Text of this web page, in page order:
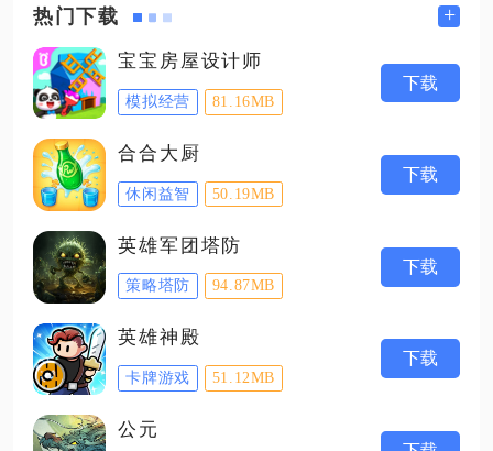
热门下载 +
宝宝房屋设计师
模拟经营 81.16MB
下载
合合大厨
休闲益智 50.19MB
下载
英雄军团塔防
策略塔防 94.87MB
下载
英雄神殿
卡牌游戏 51.12MB
下载
公元